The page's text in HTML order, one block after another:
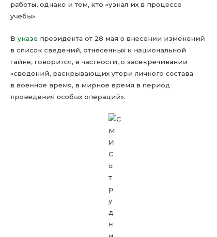
работы, однако и тем, кто «узнал их в процессе
учебы».
Вуказе президента от 28 мая о внесении изменений
в список сведений, отнесенных к национальной
тайне, говорится, в частности, о засекречивании
«сведений, раскрывающих утери личного состава
в военное время, в мирное время в период
проведения особых операций».